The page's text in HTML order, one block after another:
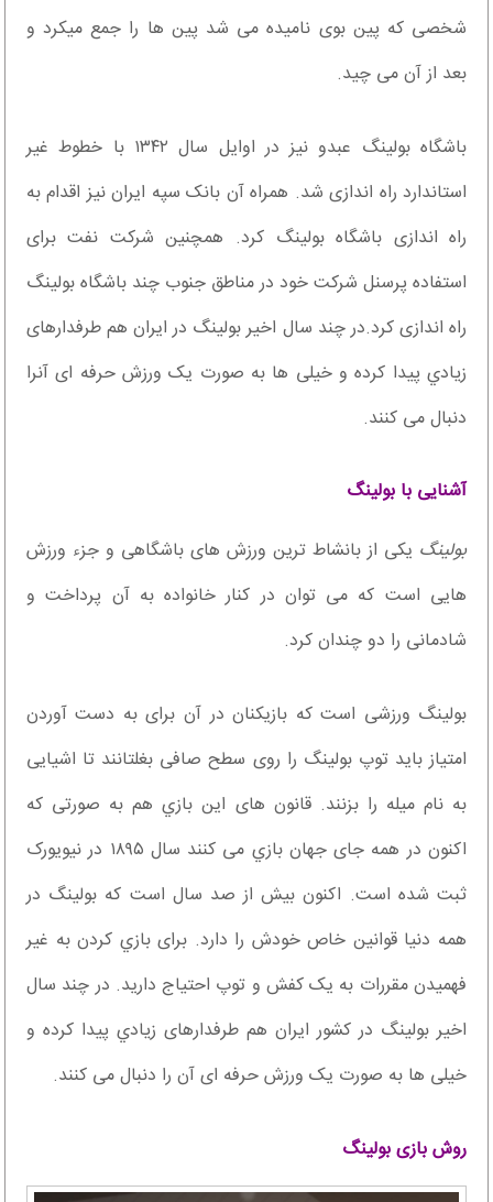
شخصی که پین بوی نامیده می شد پین ها را جمع میکرد و
بعد از آن می چید.
باشگاه بولینگ عبدو نیز در اوایل سال ۱۳۴۲ با خطوط غیر
استاندارد راه اندازی شد. همراه آن بانک سپه ایران نیز اقدام به
راه اندازی باشگاه بولینگ کرد. همچنين شرکت نفت برای
استفاده پرسنل شرکت خود در مناطق جنوب چند باشگاه بولینگ
راه اندازی کرد.در چند سال اخیر بولینگ در ایران هم طرفدارهای
زيادي پیدا کرده و خیلی ها به صورت یک ورزش حرفه ای آنرا
دنبال می کنند.
آشنایی با بولینگ
بولینگ یکی از بانشاط ترین ورزش های باشگاهی و جزء ورزش
هایی است که می توان در کنار خانواده به آن پرداخت و
شادمانی را دو چندان کرد.
بولینگ ورزشی است که بازیکنان در آن برای به دست آوردن
امتیاز باید توپ بولینگ را روی سطح صافی بغلتانند تا اشیایی
به نام میله را بزنند. قانون های این بازي هم به صورتی که
اکنون در همه جای جهان بازي می کنند سال ۱۸۹۵ در نیویورک
ثبت شده است. اکنون بیش از صد سال است که بولینگ در
همه دنیا قوانین خاص خودش را دارد. برای بازي کردن به غیر
فهمیدن مقررات به یک کفش و توپ احتیاج دارید. در چند سال
اخیر بولینگ در کشور ایران هم طرفدارهای زيادي پیدا کرده و
خیلی ها به صورت یک ورزش حرفه ای آن را دنبال می کنند.
روش بازی بولینگ